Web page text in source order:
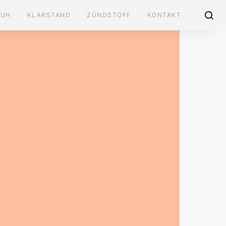
KLARSTAND ZÜNDSTOFF KONTAKT